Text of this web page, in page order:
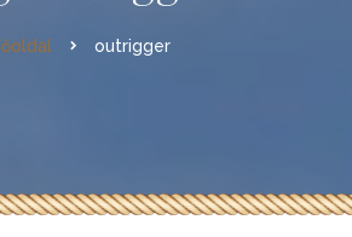
outrigger